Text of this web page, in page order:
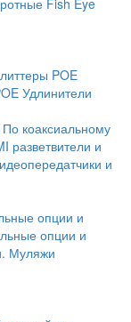
Fish Eye
POE
Удлинители
По коаксиальному
разветвители и
и
опции и
опции и
Муляжи